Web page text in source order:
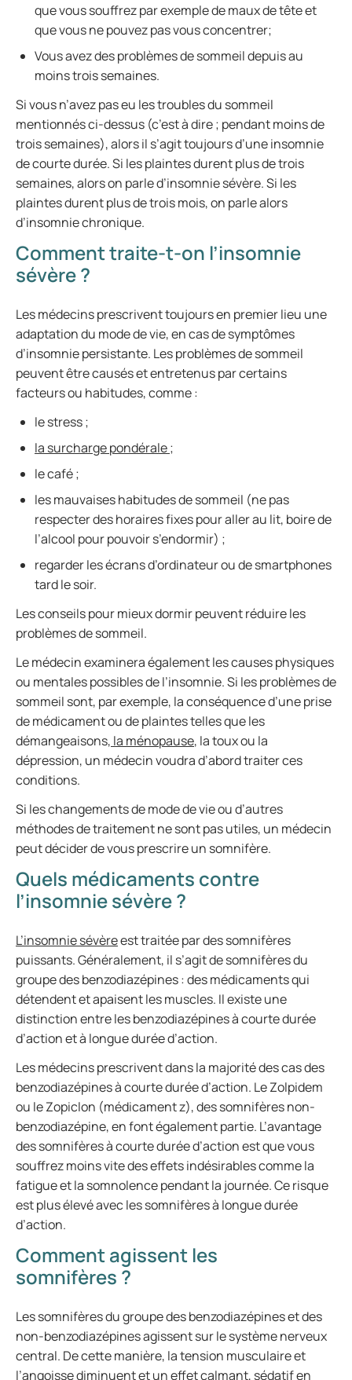
que vous souffrez par exemple de maux de tête et
que vous ne pouvez pas vous concentrer;
Vous avez des problèmes de sommeil depuis au
moins trois semaines.
Si vous n’avez pas eu les troubles du sommeil
mentionnés ci-dessus (c’est à dire ; pendant moins de
trois semaines), alors il s’agit toujours d’une insomnie
de courte durée. Si les plaintes durent plus de trois
semaines, alors on parle d’insomnie sévère. Si les
plaintes durent plus de trois mois, on parle alors
d’insomnie chronique.
Comment traite-t-on l’insomnie
sévère ?
Les médecins prescrivent toujours en premier lieu une
adaptation du mode de vie, en cas de symptômes
d’insomnie persistante. Les problèmes de sommeil
peuvent être causés et entretenus par certains
facteurs ou habitudes, comme :
le stress ;
la surcharge pondérale ;
le café ;
les mauvaises habitudes de sommeil (ne pas
respecter des horaires fixes pour aller au lit, boire de
l’alcool pour pouvoir s’endormir) ;
regarder les écrans d’ordinateur ou de smartphones
tard le soir.
Les conseils pour mieux dormir peuvent réduire les
problèmes de sommeil.
Le médecin examinera également les causes physiques
ou mentales possibles de l’insomnie. Si les problèmes de
sommeil sont, par exemple, la conséquence d’une prise
de médicament ou de plaintes telles que les
démangeaisons, la ménopause, la toux ou la
dépression, un médecin voudra d’abord traiter ces
conditions.
Si les changements de mode de vie ou d’autres
méthodes de traitement ne sont pas utiles, un médecin
peut décider de vous prescrire un somnifère.
Quels médicaments contre
l’insomnie sévère ?
L’insomnie sévèreest traitée par des somnifères
puissants. Généralement, il s’agit de somnifères du
groupe des benzodiazépines : des médicaments qui
détendent et apaisent les muscles. Il existe une
distinction entre les benzodiazépines à courte durée
d’action et à longue durée d’action.
Les médecins prescrivent dans la majorité des cas des
benzodiazépines à courte durée d’action. Le Zolpidem
ou le Zopiclon (médicament z), des somnifères non-
benzodiazépine, en font également partie. L’avantage
des somnifères à courte durée d’action est que vous
souffrez moins vite des effets indésirables comme la
fatigue et la somnolence pendant la journée. Ce risque
est plus élevé avec les somnifères à longue durée
d’action.
Comment agissent les
somnifères ?
Les somnifères du groupe des benzodiazépines et des
non-benzodiazépines agissent sur le système nerveux
central. De cette manière, la tension musculaire et
l’angoisse diminuent et un effet calmant, sédatif en